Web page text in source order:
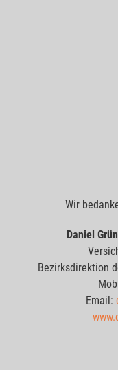
Wir
Daniel
Bezirksdirektion
Email: